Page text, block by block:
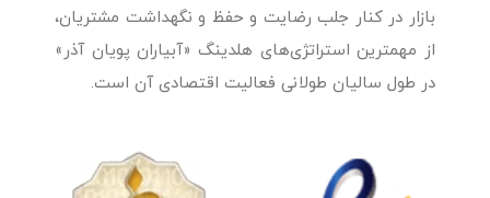
بازار در کنار جلب رضایت و حفظ و نگهداشت مشتریان،
از مهمترین استراتژی‌های هلدینگ «آبیاران پویان آذر»
در طول سالیان طولانی فعالیت اقتصادی آن است.